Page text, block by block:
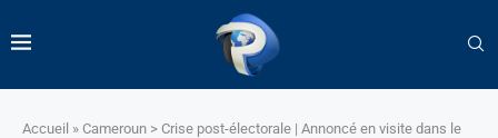
Accueil » Cameroun > Crise post-électorale | Annoncé en visite dans le